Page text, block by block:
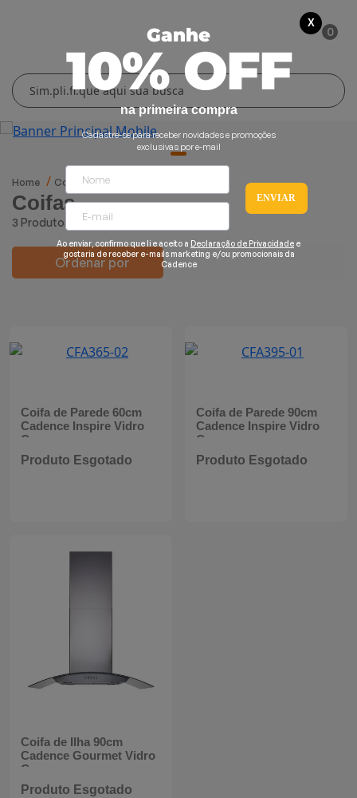
0
Home Cozinha Coifas
Coifas
3 Produtos
Ordenar por
Coifa de Parede 60cm
Cadence Inspire Vidro
Curvo
Produto Esgotado
Coifa de Parede 90cm
Cadence Inspire Vidro
Curvo
Produto Esgotado
Coifa de Ilha 90cm
Cadence Gourmet Vidro
Curvo
Produto Esgotado
X
Ganhe
10% OFF
na primeira compra
Cadastre-se para receber novidades e promoções
exclusivas por e-mail
ENVIAR
Ao enviar, confirmo que li e aceito a Declaração de Privacidade e
gostaria de receber e-mails marketing e/ou promocionais da
Cadence
Cozinha
Liquidificadores
Grills e Sanduicheiras
Chaleiras Elétricas
Processadores
Máquina de Waffle
Cooktops
Lar
Conforto Térmico
Climatizadores
Ventiladores
Cuidados Pessoais
Secadores
Cortadores de Cabelo
Pranchas